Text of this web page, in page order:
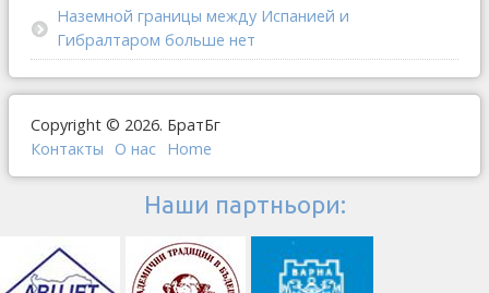
Наземной границы между Испанией и
Гибралтаром больше нет
Copyright © 2026. БратБг
Контакты
О наc Home
Наши партньори: